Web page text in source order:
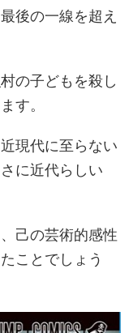
後の一線を超え
の子どもを殺し
す。
現代に至らない
に近代らしい
己の芸術的感性
ことでしょう